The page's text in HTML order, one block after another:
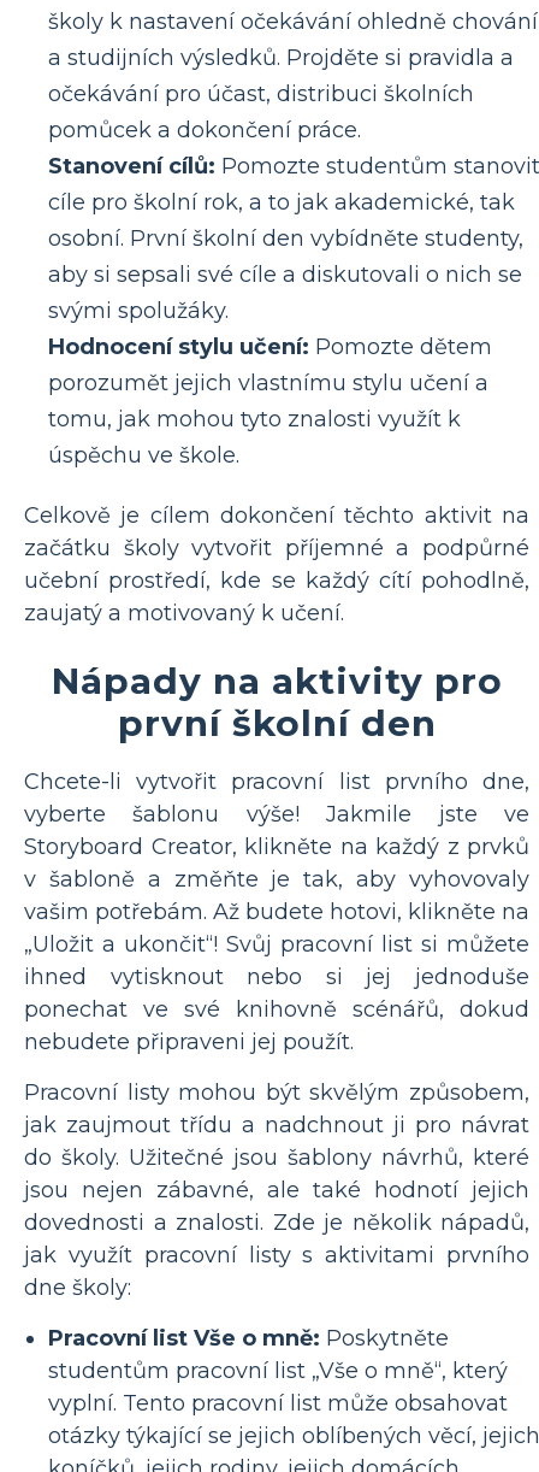
školy k nastavení očekávání ohledně chování
a studijních výsledků. Projděte si pravidla a
očekávání pro účast, distribuci školních
pomůcek a dokončení práce.
Stanovení cílů: Pomozte studentům stanovit
cíle pro školní rok, a to jak akademické, tak
osobní. První školní den vybídněte studenty,
aby si sepsali své cíle a diskutovali o nich se
svými spolužáky.
Hodnocení stylu učení: Pomozte dětem
porozumět jejich vlastnímu stylu učení a
tomu, jak mohou tyto znalosti využít k
úspěchu ve škole.
Celkově je cílem dokončení těchto aktivit na
začátku školy vytvořit příjemné a podpůrné
učební prostředí, kde se každý cítí pohodlně,
zaujatý a motivovaný k učení.
Nápady na aktivity pro
první školní den
Chcete-li vytvořit pracovní list prvního dne,
vyberte šablonu výše! Jakmile jste ve
Storyboard Creator, klikněte na každý z prvků
v šabloně a změňte je tak, aby vyhovovaly
vašim potřebám. Až budete hotovi, klikněte na
„Uložit a ukončit“! Svůj pracovní list si můžete
ihned vytisknout nebo si jej jednoduše
ponechat ve své knihovně scénářů, dokud
nebudete připraveni jej použít.
Pracovní listy mohou být skvělým způsobem,
jak zaujmout třídu a nadchnout ji pro návrat
do školy. Užitečné jsou šablony návrhů, které
jsou nejen zábavné, ale také hodnotí jejich
dovednosti a znalosti. Zde je několik nápadů,
jak využít pracovní listy s aktivitami prvního
dne školy:
Pracovní list Vše o mně: Poskytněte
studentům pracovní list „Vše o mně“, který
vyplní. Tento pracovní list může obsahovat
otázky týkající se jejich oblíbených věcí, jejich